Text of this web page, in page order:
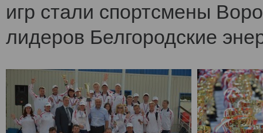
игр стали спортсмены
лидеров Белгородские